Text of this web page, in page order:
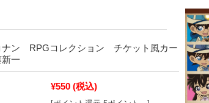
ナン RPGコレクション チケット風カー
一
¥550 (税込)